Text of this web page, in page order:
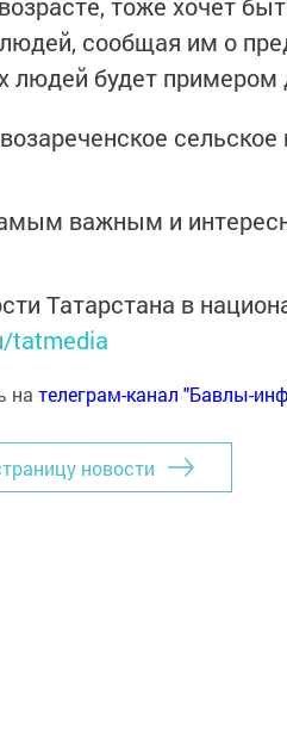
сообщая им о
людей будет примером
сельское
важным и
Татарстана в
tatmedia
на телеграм-канал "Бавлы-
новости